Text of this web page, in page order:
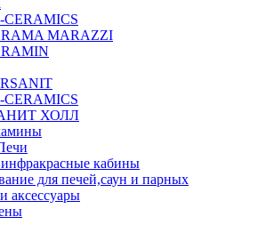
CERAMICS
MARAZZI
CERAMICS
ХОЛЛ
кабины
для печей,саун и парных
аксессуары